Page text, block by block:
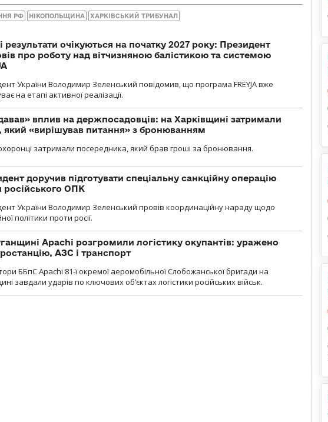
РФ НІКОПОЛЬЩИНА ХАРКІВСЬКИЙ ТРИБУНАЛ
результати очікуються на початку 2027 року: Президент
про роботу над вітчизняною балістикою та системою
України Володимир Зеленський повідомив, що програма FREYJA вже
на етапі активної реалізації.
вплив на держпосадовців: на Харківщині затримали
який «вирішував питання» з бронюванням
затримали посередника, який брав гроші за бронювання.
доручив підготувати спеціальну санкційну операцію
російського ОПК
України Володимир Зеленський провів координаційну нараду щодо
політики проти росії.
Apachi розгромили логістику окупантів: уражено
АЗС і транспорт
ББпС Apachi 81-ї окремої аеромобільної Слобожанської бригади на
завдали ударів по ключових об’єктах логістики російських військ.